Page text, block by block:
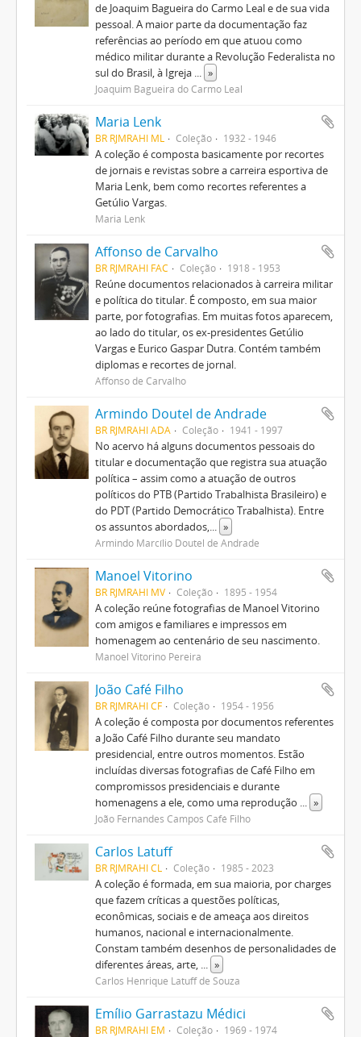
de Joaquim Bagueira do Carmo Leal e de sua vida
pessoal. A maior parte da documentação faz
referências ao período em que atuou como
médico militar durante a Revolução Federalista no
sul do Brasil, à Igreja ... »
Joaquim Bagueira do Carmo Leal
Maria Lenk
BR RJMRAHI ML Coleção 1932 - 1946
A coleção é composta basicamente por recortes
de jornais e revistas sobre a carreira esportiva de
Maria Lenk, bem como recortes referentes a
Getúlio Vargas.
Maria Lenk
Affonso de Carvalho
BR RJMRAHI FAC Coleção 1918 - 1953
Reúne documentos relacionados à carreira militar
e política do titular. É composto, em sua maior
parte, por fotografias. Em muitas fotos aparecem,
ao lado do titular, os ex-presidentes Getúlio
Vargas e Eurico Gaspar Dutra. Contém também
diplomas e recortes de jornal.
Affonso de Carvalho
Armindo Doutel de Andrade
BR RJMRAHI ADA Coleção 1941 - 1997
No acervo há alguns documentos pessoais do
titular e documentação que registra sua atuação
política – assim como a atuação de outros
políticos do PTB (Partido Trabalhista Brasileiro) e
do PDT (Partido Democrático Trabalhista). Entre
os assuntos abordados,... »
Armindo Marcílio Doutel de Andrade
Manoel Vitorino
BR RJMRAHI MV Coleção 1895 - 1954
A coleção reúne fotografias de Manoel Vitorino
com amigos e familiares e impressos em
homenagem ao centenário de seu nascimento.
Manoel Vitorino Pereira
João Café Filho
BR RJMRAHI CF Coleção 1954 - 1956
A coleção é composta por documentos referentes
a João Café Filho durante seu mandato
presidencial, entre outros momentos. Estão
incluídas diversas fotografias de Café Filho em
compromissos presidenciais e durante
homenagens a ele, como uma reprodução ... »
João Fernandes Campos Café Filho
Carlos Latuff
BR RJMRAHI CL Coleção 1985 - 2023
A coleção é formada, em sua maioria, por charges
que fazem críticas a questões políticas,
econômicas, sociais e de ameaça aos direitos
humanos, nacional e internacionalmente.
Constam também desenhos de personalidades de
diferentes áreas, arte, ... »
Carlos Henrique Latuff de Souza
Emílio Garrastazu Médici
BR RJMRAHI EM Coleção 1969 - 1974